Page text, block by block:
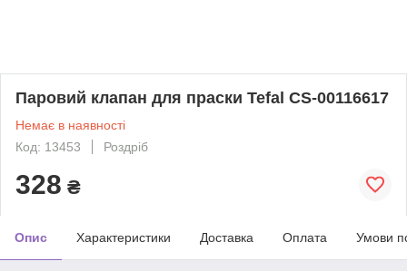
Паровий клапан для праски Tefal CS-00116617
Немає в наявності
Код: 13453
Роздріб
328 ₴
Опис Характеристики Доставка Оплата Умови